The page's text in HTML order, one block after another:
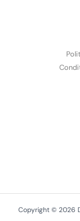
Copyright © 2026